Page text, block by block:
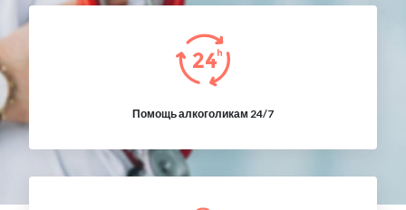
Помощь алкоголикам 24/7